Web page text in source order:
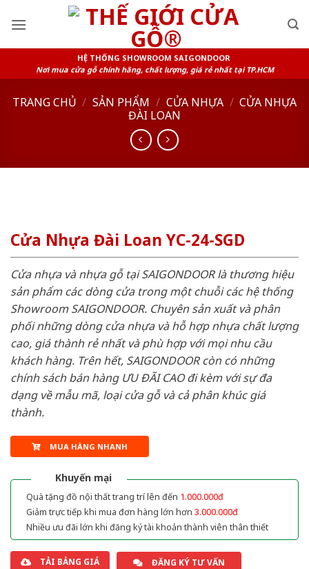
HỆ THỐNG SHOWROOM SAIGONDOOR
Nơi mua cửa gỗ chính hãng, chất lượng, giá rẻ nhất tại TP.HCM
TRANG CHỦ / SẢN PHẨM / CỬA NHỰA / CỬA NHỰA
ĐÀI LOAN
Cửa Nhựa Đài Loan YC-24-SGD
Cửa nhựa và nhựa gỗ tại SAIGONDOOR là thương hiệu
sản phẩm các dòng cửa trong một chuỗi các hệ thống
Showroom SAIGONDOOR. Chuyên sản xuất và phân
phối những dòng cửa nhựa và hỗ hợp nhựa chất lượng
cao, giá thành rẻ nhất và phù hợp với mọi nhu cầu
khách hàng. Trên hết, SAIGONDOOR còn có những
chính sách bán hàng ƯU ĐÃI CAO đi kèm với sự đa
dạng về mẫu mã, loại cửa gỗ và cả phân khúc giá
thành.
MUA HÀNG NHANH
Khuyến mại
Quà tặng đồ nội thất trang trí lên đến 1.000.000đ
Giảm trực tiếp khi mua đơn hàng lớn hơn 3.000.000đ
Nhiều ưu đãi lớn khi đăng ký tài khoản thành viên thân thiết
TẢI BẢNG GIÁ ĐĂNG KÝ TƯ VẤN